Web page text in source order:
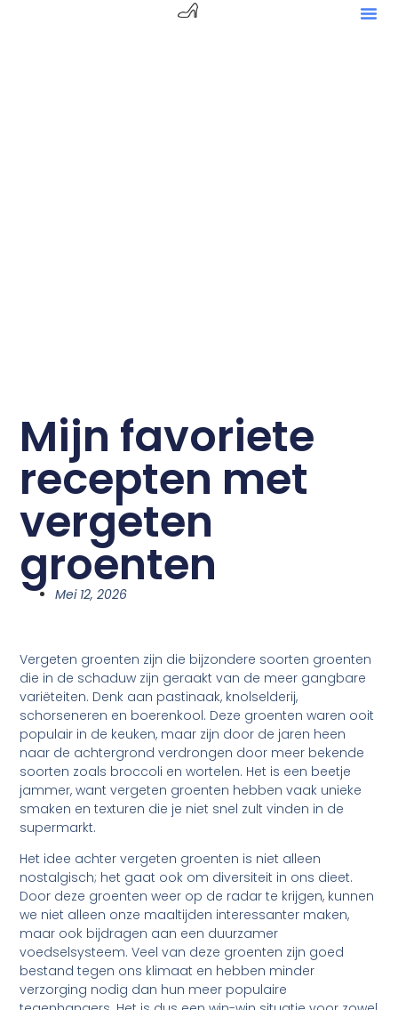
Mijn favoriete
recepten met
vergeten
groenten
Mei 12, 2026
Vergeten groenten zijn die bijzondere soorten groenten
die in de schaduw zijn geraakt van de meer gangbare
variëteiten. Denk aan pastinaak, knolselderij,
schorseneren en boerenkool. Deze groenten waren ooit
populair in de keuken, maar zijn door de jaren heen
naar de achtergrond verdrongen door meer bekende
soorten zoals broccoli en wortelen. Het is een beetje
jammer, want vergeten groenten hebben vaak unieke
smaken en texturen die je niet snel zult vinden in de
supermarkt.
Het idee achter vergeten groenten is niet alleen
nostalgisch; het gaat ook om diversiteit in ons dieet.
Door deze groenten weer op de radar te krijgen, kunnen
we niet alleen onze maaltijden interessanter maken,
maar ook bijdragen aan een duurzamer
voedselsysteem. Veel van deze groenten zijn goed
bestand tegen ons klimaat en hebben minder
verzorging nodig dan hun meer populaire